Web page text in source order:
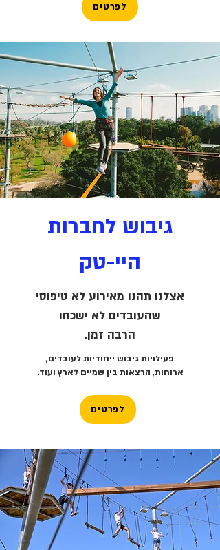
לפרטים
גיבוש לחברות
היי-טק
אצלנו תהנו מאירוע לא טיפוסי
שהעובדים לא ישכחו
הרבה זמן.
פעילויות גיבוש ייחודיות לעובדים,
ארוחות, הרצאות בין שמיים לארץ ועוד.
לפרטים